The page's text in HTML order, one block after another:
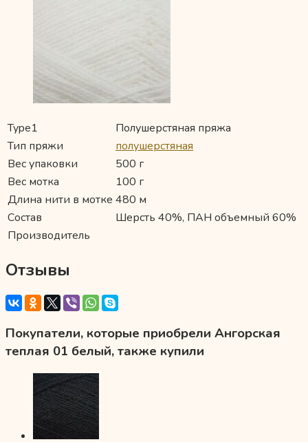
Type1
Полушерстяная пряжа
Тип пряжи
полушерстяная
Вес упаковки
500 г
Вес мотка
100 г
Длина нити в мотке 480 м
Состав
Шерсть 40%, ПАН объемный 60%
Производитель
Отзывы
Покупатели, которые приобрели Ангорская
теплая 01 белый, также купили